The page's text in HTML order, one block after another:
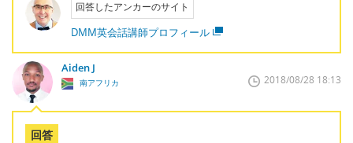
回答したアンカーのサイト
DMM英会話講師プロフィール
Aiden J
南アフリカ 2018/08/28 18:13
回答